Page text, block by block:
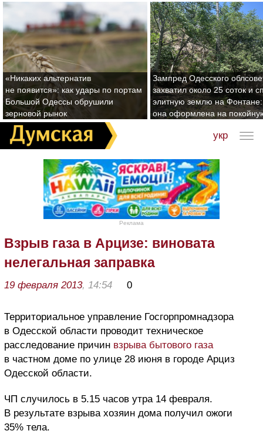
«Никаких альтернатив
не появится»: как удары по портам
Большой Одессы обрушили
зерновой рынок
Зампред Одесского
захватил около 25 соток и
элитную землю на Фонтане:
она оформлена на
укр
Реклама
Взрыв газа в Арцизе: виновата
нелегальная заправка
19 февраля 2013, 14:54 0
Территориальное управление Госгорпромнадзора
в Одесской области проводит техническое
расследование причин взрыва бытового газа
в частном доме по улице 28 июня в городе Арциз
Одесской области.
ЧП случилось в 5.15 часов утра 14 февраля.
В результате взрыва хозяин дома получил ожоги
35% тела.